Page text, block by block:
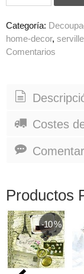
Categoría:
home-decor
Comentarios
Costes
Productos
-10 %